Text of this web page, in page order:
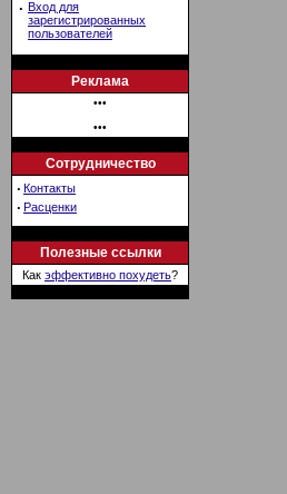
· Вход для
зарегистрированных
пользователей
Реклама
•••
•••
Сотрудничество
· Контакты
· Расценки
Полезные ссылки
Как эффективно похудеть?